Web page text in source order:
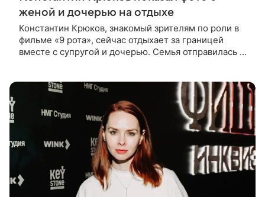
женой и дочерью на отдыхе
Константин Крюков, знакомый зрителям по роли в
фильме «9 рота», сейчас отдыхает за границей
вместе с супругой и дочерью. Семья отправилась в